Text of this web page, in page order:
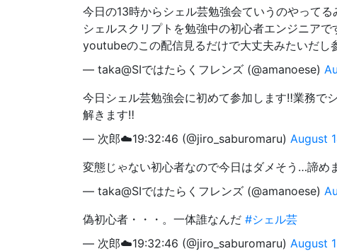
今日の13時からシェル芸勉強会ていうのやってる
シェルスクリプトを勉強中の初心者エンジニアで
youtubeのこの配信見るだけで大丈夫みたいだし
— taka@SIではたらくフレンズ (@amanoese)
今日シェル芸勉強会に初めて参加します‼業務で
解きます‼
— 次郎☁️19:32:46 (@jiro_saburomaru) August
変態じゃない初心者なので今日はダメそう…諦
— taka@SIではたらくフレンズ (@amanoese)
偽初心者・・・。一体誰なんだ #シェル芸
— 次郎☁️19:32:46 (@jiro_saburomaru) August